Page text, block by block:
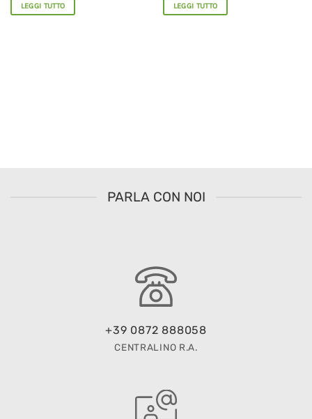
LEGGI TUTTO LEGGI TUTTO
PARLA CON NOI
+39 0872 888058
CENTRALINO R.A.